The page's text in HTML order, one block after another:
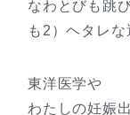
なわとびも跳
も2）ヘタレ
東洋医学や
わたしの妊娠